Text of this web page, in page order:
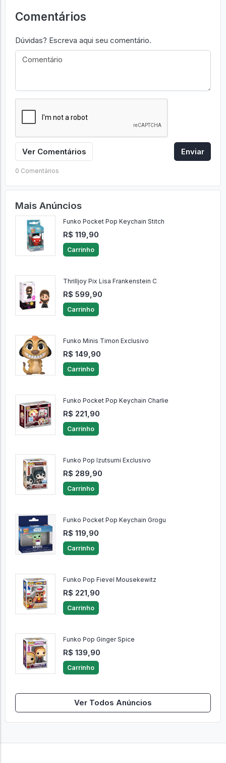
Comentários
Dúvidas? Escreva aqui seu comentário.
Ver Comentários Enviar
0 Comentários
Mais Anúncios
Funko Pocket Pop Keychain Stitch
R$ 119,90
Carrinho
Thrilljoy Pix Lisa Frankenstein C
R$ 599,90
Carrinho
Funko Minis Timon Exclusivo
R$ 149,90
Carrinho
Funko Pocket Pop Keychain Charlie
R$ 221,90
Carrinho
Funko Pop Izutsumi Exclusivo
R$ 289,90
Carrinho
Funko Pocket Pop Keychain Grogu
R$ 119,90
Carrinho
Funko Pop Fievel Mousekewitz
R$ 221,90
Carrinho
Funko Pop Ginger Spice
R$ 139,90
Carrinho
Ver Todos Anúncios